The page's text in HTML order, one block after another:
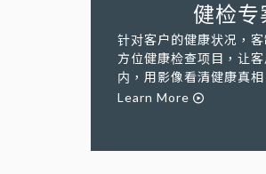
健检专
针对客户的健康状况，
方位健康检查项目，让
内，用影像看清健康真相
Learn More